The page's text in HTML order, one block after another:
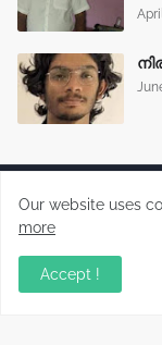
Our website uses
more
Accept !